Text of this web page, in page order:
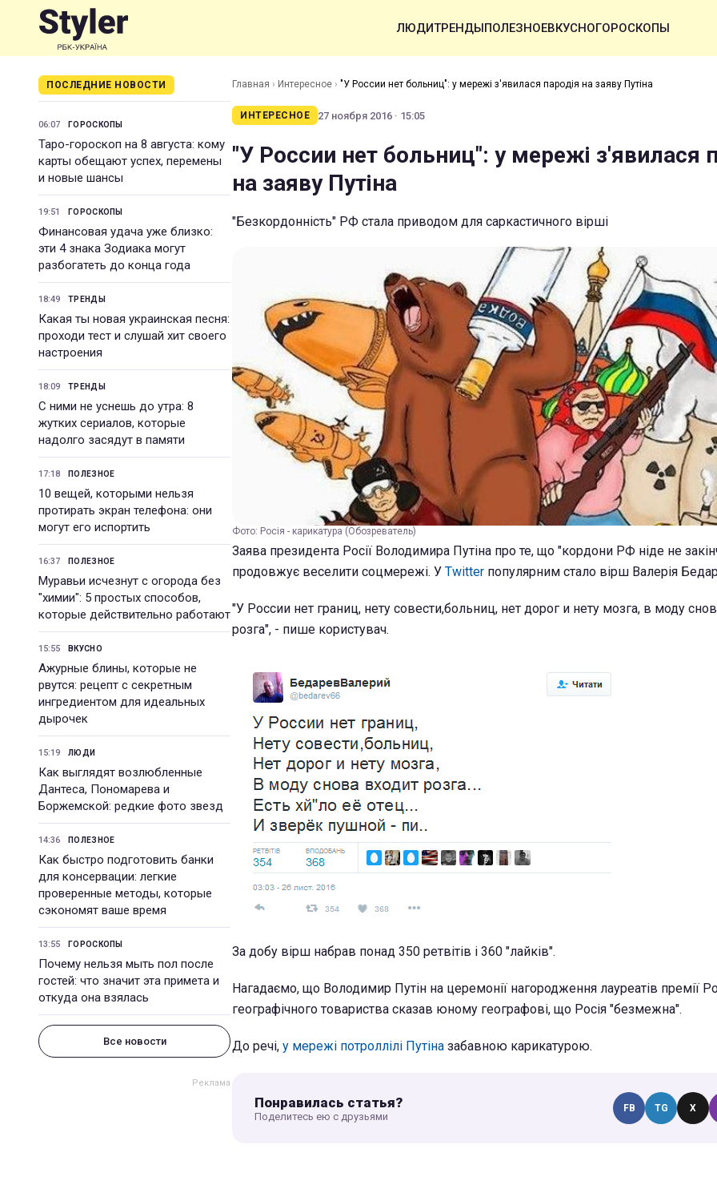
ЛЮДИТРЕНДЫПОЛЕЗНОЕВКУСНОГОРОСКОПЫ
ПОСЛЕДНИЕ НОВОСТИ
06:07 ГОРОСКОПЫ
Таро-гороскоп на 8 августа: кому
карты обещают успех, перемены
и новые шансы
19:51 ГОРОСКОПЫ
Финансовая удача уже близко:
эти 4 знака Зодиака могут
разбогатеть до конца года
18:49 ТРЕНДЫ
Какая ты новая украинская песня:
проходи тест и слушай хит своего
настроения
18:09 ТРЕНДЫ
С ними не уснешь до утра: 8
жутких сериалов, которые
надолго засядут в памяти
17:18 ПОЛЕЗНОЕ
10 вещей, которыми нельзя
протирать экран телефона: они
могут его испортить
16:37 ПОЛЕЗНОЕ
Муравьи исчезнут с огорода без
"химии": 5 простых способов,
которые действительно работают
15:55 ВКУСНО
Ажурные блины, которые не
рвутся: рецепт с секретным
ингредиентом для идеальных
дырочек
15:19 ЛЮДИ
Как выглядят возлюбленные
Дантеса, Пономарева и
Боржемской: редкие фото звезд
14:36 ПОЛЕЗНОЕ
Как быстро подготовить банки
для консервации: легкие
проверенные методы, которые
сэкономят ваше время
13:55 ГОРОСКОПЫ
Почему нельзя мыть пол после
гостей: что значит эта примета и
откуда она взялась
Все новости
Главная › Интересное › "У России нет больниц": у мережі з'явилася пародія на заяву Путіна
ИНТЕРЕСНОЕ 27 ноября 2016 · 15:05
"У России нет больниц": у мережі з'явилася
на заяву Путіна
"Безкордонність" РФ стала приводом для саркастичного вірші
Фото: Росія - карикатура (Обозреватель)
Заява президента Росії Володимира Путіна про те, що "кордони РФ ніде не
продовжує веселити соцмережі. У Twitter популярним стало вірш Валерія
"У России нет границ, нету совести,больниц, нет дорог и нету мозга, в моду
розга", - пише користувач.
За добу вірш набрав понад 350 ретвітів і 360 "лайків".
Нагадаємо, що Володимир Путін на церемонії нагородження лауреатів премії
географічного товариства сказав юному географові, що Росія "безмежна".
До речі, у мережі потроллілі Путіна забавною карикатурою.
Понравилась статья?
Поделитесь ею с друзьями
FB TG X